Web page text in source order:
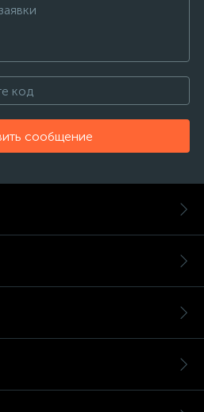
сообщение